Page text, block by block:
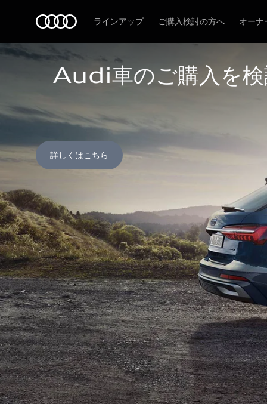
ラインアップ ご購入検討の方へ オーナ
Audi車のご購入を検
詳しくはこちら